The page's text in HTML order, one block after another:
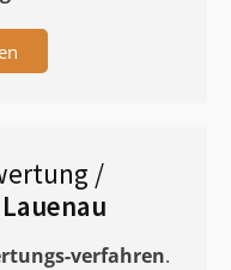
/
Lauenau
verfahren.